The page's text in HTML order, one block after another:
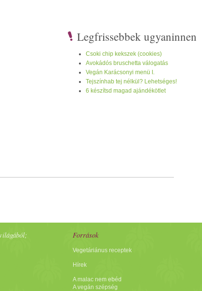
Legfrissebbek ugyaninnen
Csoki chip kekszek (cookies)
Avokádós bruschetta válogatás
Vegán Karácsonyi menü I.
Tejszínhab tej nélkül? Lehetséges!
6 készítsd magad ajándékötlet
Források
Vegetáriánus receptek
Hírek
A malac nem ebéd
A vegán szépség